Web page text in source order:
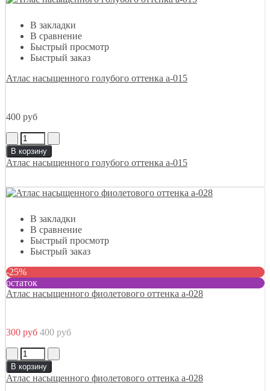
В закладки
В сравнение
Быстрый просмотр
Быстрый заказ
Атлас насыщенного голубого оттенка а-015
400 руб
В корзину
Атлас насыщенного голубого оттенка а-015
В закладки
В сравнение
Быстрый просмотр
Быстрый заказ
-25%
остаток
Атлас насыщенного фиолетового оттенка а-028
300 руб 400 руб
В корзину
Атлас насыщенного фиолетового оттенка а-028